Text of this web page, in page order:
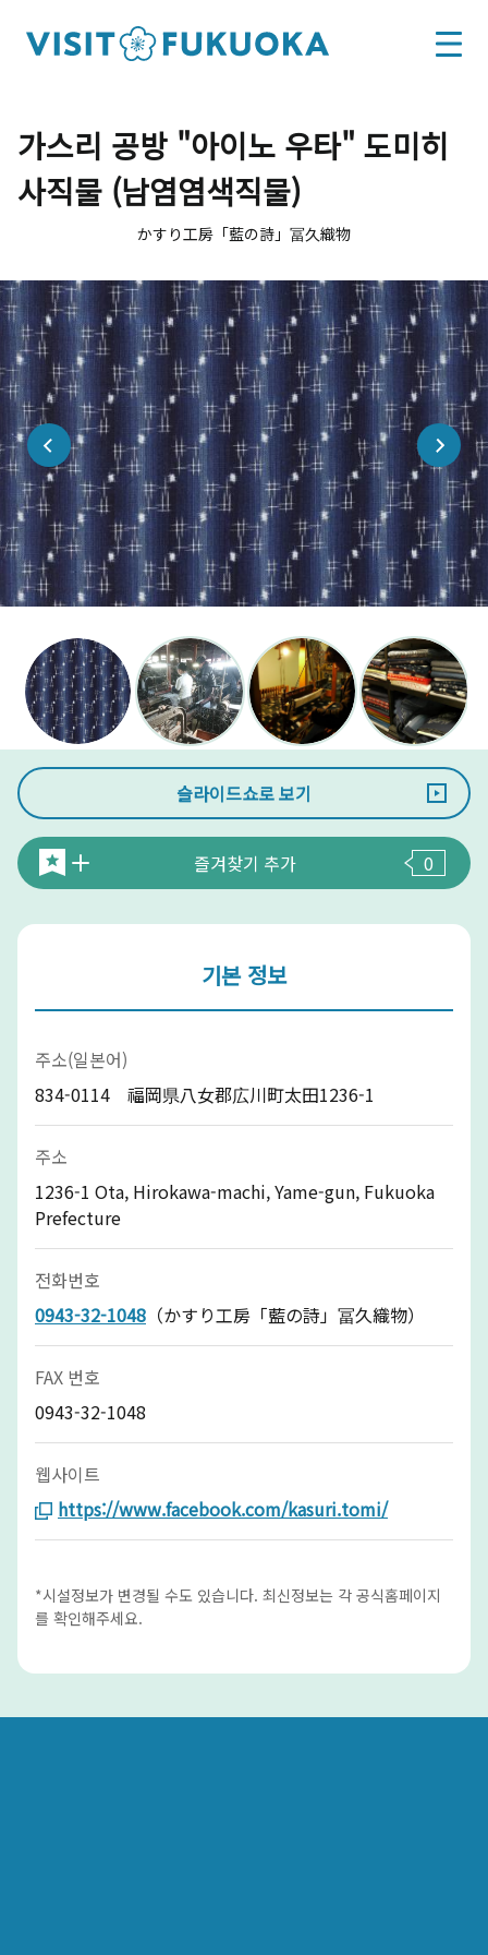
가스리 공방 "아이노 우타" 도미히
사직물 (남염염색직물)
かすり工房「藍の詩」冨久織物
슬라이드쇼로 보기
즐겨찾기 추가 0
기본 정보
주소(일본어)
834-0114 福岡県八女郡広川町太田1236-1
주소
1236-1 Ota, Hirokawa-machi, Yame-gun, Fukuoka
Prefecture
전화번호
0943-32-1048 （かすり工房「藍の詩」冨久織物）
FAX 번호
0943-32-1048
웹사이트
https://www.facebook.com/kasuri.tomi/
*시설정보가 변경될 수도 있습니다. 최신정보는 각 공식홈페이지
를 확인해주세요.